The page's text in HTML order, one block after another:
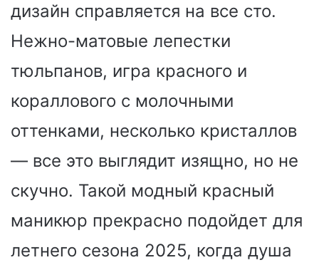
дизайн справляется на все сто.
Нежно-матовые лепестки
тюльпанов, игра красного и
кораллового с молочными
оттенками, несколько кристаллов
— все это выглядит изящно, но не
скучно. Такой модный красный
маникюр прекрасно подойдет для
летнего сезона 2025, когда душа